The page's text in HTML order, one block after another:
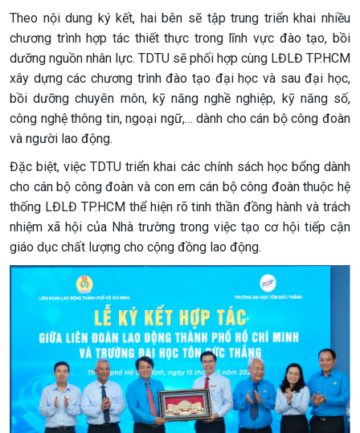
Theo nội dung ký kết, hai bên sẽ tập trung triển khai nhiều
chương trình hợp tác thiết thực trong lĩnh vực đào tạo, bồi
dưỡng nguồn nhân lực. TDTU sẽ phối hợp cùng LĐLĐ TP.HCM
xây dựng các chương trình đào tạo đại học và sau đại học,
bồi dưỡng chuyên môn, kỹ năng nghề nghiệp, kỹ năng số,
công nghệ thông tin, ngoại ngữ,… dành cho cán bộ công đoàn
và người lao động.
Đặc biệt, việc TDTU triển khai các chính sách học bổng dành
cho cán bộ công đoàn và con em cán bộ công đoàn thuộc hệ
thống LĐLĐ TP.HCM thể hiện rõ tinh thần đồng hành và trách
nhiệm xã hội của Nhà trường trong việc tạo cơ hội tiếp cận
giáo dục chất lượng cho cộng đồng lao động.